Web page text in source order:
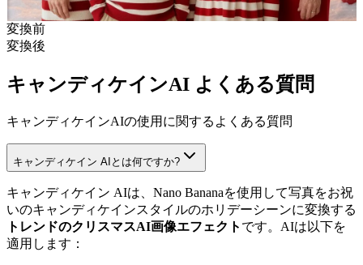
変換前
変換後
キャンディケインAI よくある質問
キャンディケインAIの使用に関するよくある質問
キャンディケイン AIとは何ですか?
キャンディケイン AIは、Nano Bananaを使用して写真をお祝
いのキャンディケインスタイルのホリデーシーンに変換する
トレンドのクリスマスAI画像エフェクト です。AIは以下を
適用します：